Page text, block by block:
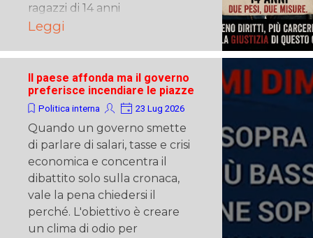
ragazzi di 14 anni
Leggi
Il paese affonda ma il governo
preferisce incendiare le piazze
Politica interna 23 Lug 2026
Quando un governo smette
di parlare di salari, tasse e crisi
economica e concentra il
dibattito solo sulla cronaca,
vale la pena chiedersi il
perché. L'obiettivo è creare
un clima di odio per